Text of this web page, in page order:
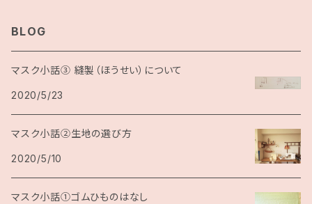
BLOG
マスク小話③ 縫製（ほうせい）について
2020/5/23
マスク小話②生地の選び方
2020/5/10
マスク小話①ゴムひものはなし